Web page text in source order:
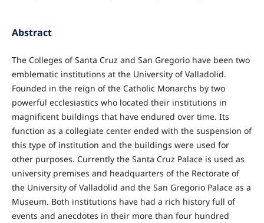
Abstract
The Colleges of Santa Cruz and San Gregorio have been two
emblematic institutions at the University of Valladolid.
Founded in the reign of the Catholic Monarchs by two
powerful ecclesiastics who located their institutions in
magnificent buildings that have endured over time. Its
function as a collegiate center ended with the suspension of
this type of institution and the buildings were used for
other purposes. Currently the Santa Cruz Palace is used as
university premises and headquarters of the Rectorate of
the University of Valladolid and the San Gregorio Palace as a
Museum. Both institutions have had a rich history full of
events and anecdotes in their more than four hundred